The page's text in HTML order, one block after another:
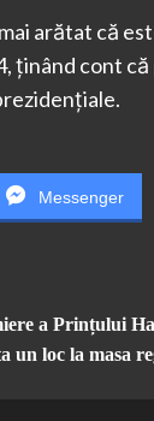
arătat că
ţinând cont
Messenger
a Prințului
un loc la masa